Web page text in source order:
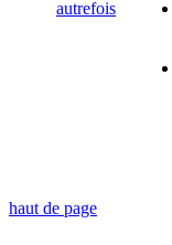
autrefois
haut de page